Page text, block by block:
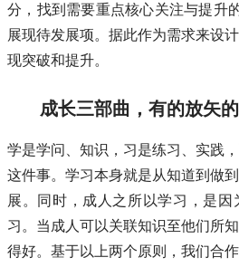
分，找到需要重点核心关注与提升
展现待发展项。据此作为需求来设
现突破和提升。
成长三部曲，有的放矢
学是学问、知识，习是练习、实践
这件事。学习本身就是从知道到做
展。同时，成人之所以学习，是
习。当成人可以关联知识至他们所
得好。基于以上两个原则，我们合